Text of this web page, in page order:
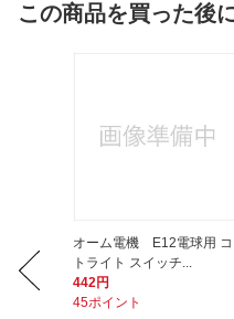
この商品を買った後
オーム電機 E12電球用 コ
トライト スイッチ...
442円
45ポイント